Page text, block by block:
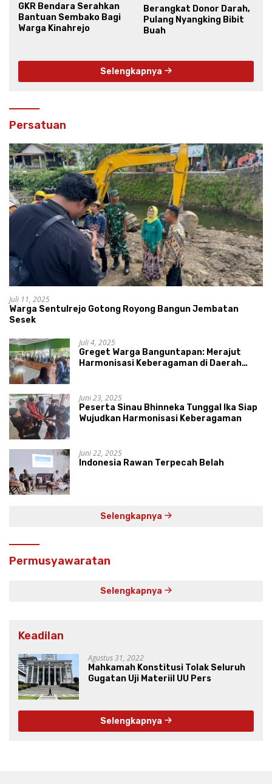
GKR Bendara Serahkan
Bantuan Sembako Bagi
Warga Kinahrejo
Berangkat Donor Darah,
Pulang Nyangking Bibit
Buah
Selengkapnya
Persatuan
Juli 11, 2025
Warga Sentulrejo Gotong Royong Bangun Jembatan
Sesek
Juli 4, 2025
Greget Warga Banguntapan: Merajut
Harmonisasi Keberagaman di Daerah
Juni 23, 2025
Peserta Sinau Bhinneka Tunggal Ika Siap
Wujudkan Harmonisasi Keberagaman
Juni 22, 2025
Indonesia Rawan Terpecah Belah
Selengkapnya
Permusyawaratan
Selengkapnya
Keadilan
Agustus 31, 2022
Mahkamah Konstitusi Tolak Seluruh
Gugatan Uji Materiil UU Pers
Selengkapnya